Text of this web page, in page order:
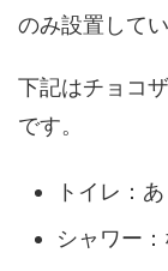
のみ設置してい
下記はチョコ
です。
トイレ：あ
シャワー：